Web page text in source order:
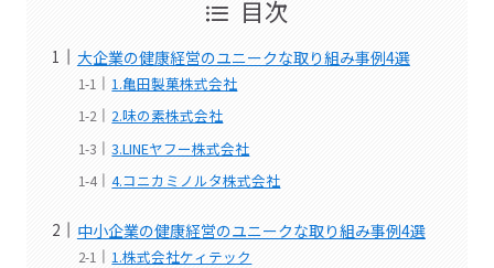
目次
大企業の健康経営のユニークな取り組み事例4選
1.亀田製菓株式会社
2.味の素株式会社
3.LINEヤフー株式会社
4.コニカミノルタ株式会社
中小企業の健康経営のユニークな取り組み事例4選
1.株式会社ケィテック